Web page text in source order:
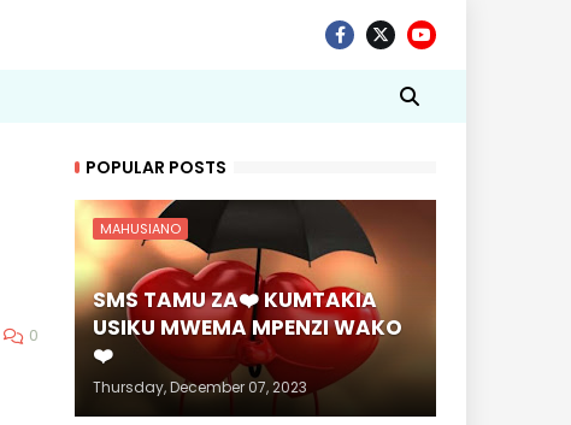
0
POPULAR POSTS
MAHUSIANO
SMS TAMU ZA❤️ KUMTAKIA
USIKU MWEMA MPENZI WAKO
❤️
Thursday, December 07, 2023